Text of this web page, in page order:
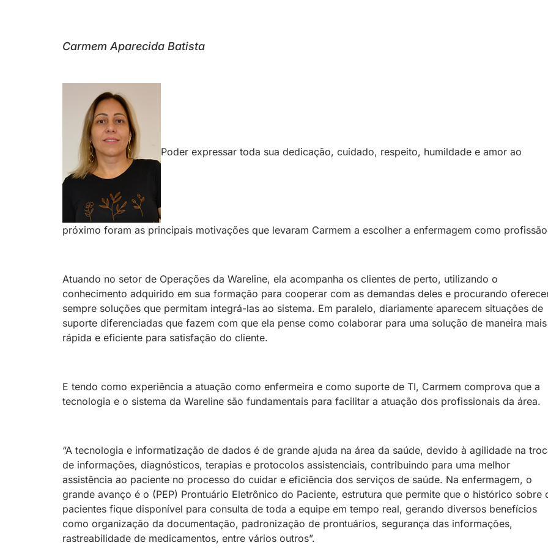
Carmem Aparecida Batista
Poder expressar toda sua dedicação, cuidado, respeito, humildade e amor ao
próximo foram as principais motivações que levaram Carmem a escolher a enfermagem como
Atuando no setor de Operações da Wareline, ela acompanha os clientes de perto, utilizando o
conhecimento adquirido em sua formação para cooperar com as demandas deles e procurando
sempre soluções que permitam integrá-las ao sistema. Em paralelo, diariamente aparecem situações de
suporte diferenciadas que fazem com que ela pense como colaborar para uma solução de maneira mais
rápida e eficiente para satisfação do cliente.
E tendo como experiência a atuação como enfermeira e como suporte de TI, Carmem comprova que a
tecnologia e o sistema da Wareline são fundamentais para facilitar a atuação dos profissionais da área.
“A tecnologia e informatização de dados é de grande ajuda na área da saúde, devido à agilidade na
de informações, diagnósticos, terapias e protocolos assistenciais, contribuindo para uma melhor
assistência ao paciente no processo do cuidar e eficiência dos serviços de saúde. Na enfermagem, o
grande avanço é o (PEP) Prontuário Eletrônico do Paciente, estrutura que permite que o histórico sobre
pacientes fique disponível para consulta de toda a equipe em tempo real, gerando diversos benefícios
como organização da documentação, padronização de prontuários, segurança das informações,
rastreabilidade de medicamentos, entre vários outros”.